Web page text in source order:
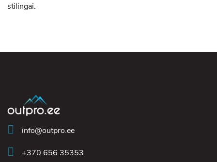
stilingai.
info@outpro.ee
+370 656 35353